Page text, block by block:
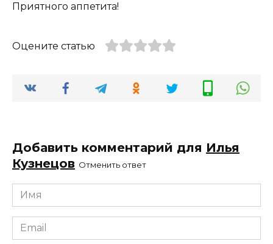
Приятного аппетита!
Оцените статью
Добавить комментарий для Илья
Кузнецов Отменить ответ
Имя
*
Email
*